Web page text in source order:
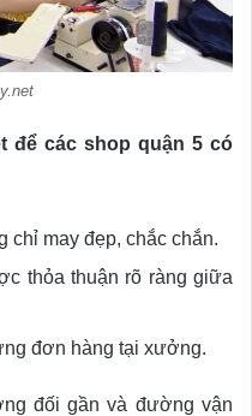
để các shop quận 5 có
chỉ may đẹp, chắc chắn.
thỏa thuận rõ ràng giữa
đơn hàng tại xưởng.
đối gần và đường vận